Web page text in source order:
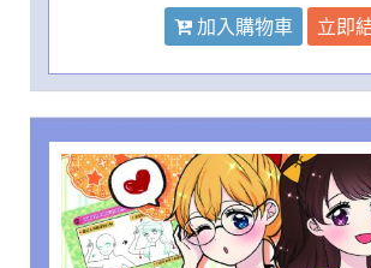
加入購物車 立即